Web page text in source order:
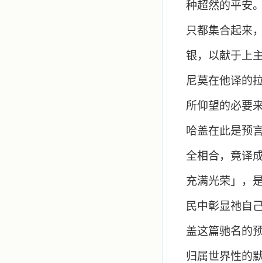
种超然的平安
只都集合起来
银，以献于上
尼莫在他译的
所仰望的必要
哈盖在此是预
全相合，竟译
充满光荣」，
民中彰显祂自
盖这篇驰名的
归属世界性的